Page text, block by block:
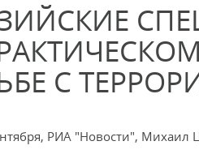
С
РИА "Новости", Михаил